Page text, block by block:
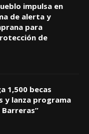
impulsa en
de alerta y
para
de
1,500 becas
y lanza programa
Barreras”